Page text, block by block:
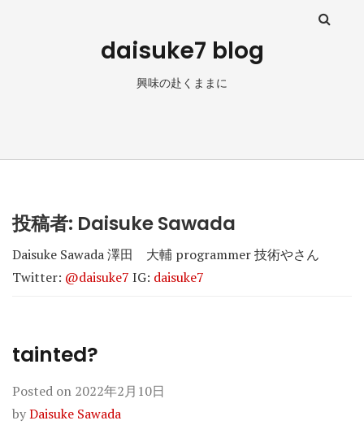
daisuke7 blog
興味の赴くままに
投稿者: Daisuke Sawada
Daisuke Sawada 澤田 大輔 programmer 技術やさん
Twitter: @daisuke7 IG: daisuke7
tainted?
Posted on 2022年2月10日
byDaisuke Sawada